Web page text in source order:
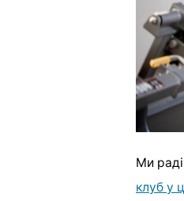
Ми
клуб у